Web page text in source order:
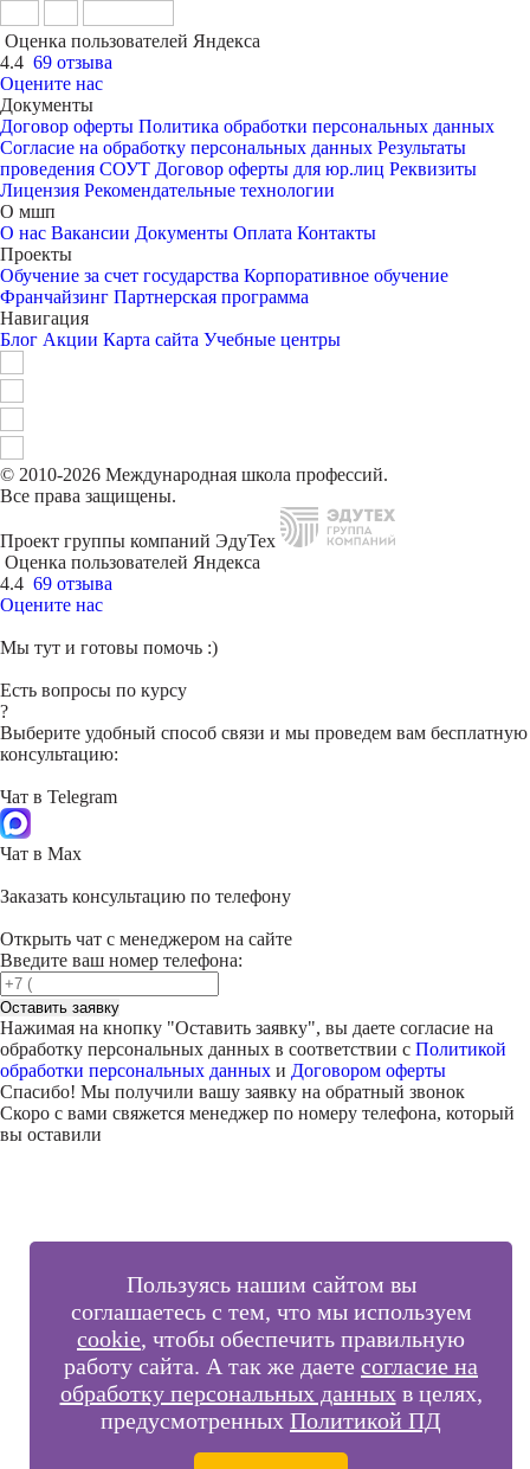
Оценка пользователей Яндекса
4.4 69 отзыва
Оцените нас
Документы
Договор оферты Политика обработки персональных данных
Согласие на обработку персональных данных Результаты
проведения СОУТ Договор оферты для юр.лиц Реквизиты
Лицензия Рекомендательные технологии
О мшп
О нас Вакансии Документы Оплата Контакты
Проекты
Обучение за счет государства Корпоративное обучение
Франчайзинг Партнерская программа
Навигация
Блог Акции Карта сайта Учебные центры
© 2010-2026 Международная школа профессий.
Все права защищены.
Проект группы компаний ЭдуТех
Оценка пользователей Яндекса
4.4 69 отзыва
Оцените нас
Пользуясь нашим сайтом вы
соглашаетесь с тем, что мы используем
cookie, чтобы обеспечить правильную
работу сайта. А так же даете согласие на
обработку персональных данныхв целях,
предусмотренных Политикой ПД
Мы тут и готовы помочь :)
Есть вопросы по курсу
?
Выберите удобный способ связи и мы проведем вам бесплатную
консультацию:
Чат в Telegram
Чат в Max
Заказать консультацию по телефону
Открыть чат с менеджером на сайте
Введите ваш номер телефона:
Оставить заявку
Нажимая на кнопку "Оставить заявку", вы даете согласие на
обработку персональных данных в соответствии с Политикой
обработки персональных данных и Договором оферты
Спасибо! Мы получили вашу заявку на обратный звонок
Скоро с вами свяжется менеджер по номеру телефона, который
вы оставили